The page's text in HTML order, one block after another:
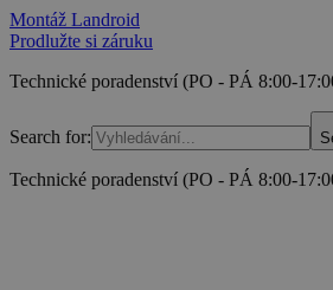
Montáž Landroid
Prodlužte si záruku
Technické poradenství (PO - PÁ 8:00-
Search for:
Technické poradenství (PO - PÁ 8:00-